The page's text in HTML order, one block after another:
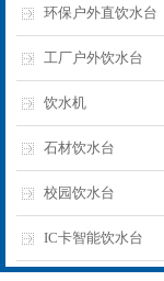
环保户外直饮水台
工厂户外饮水台
饮水机
石材饮水台
校园饮水台
IC卡智能饮水台